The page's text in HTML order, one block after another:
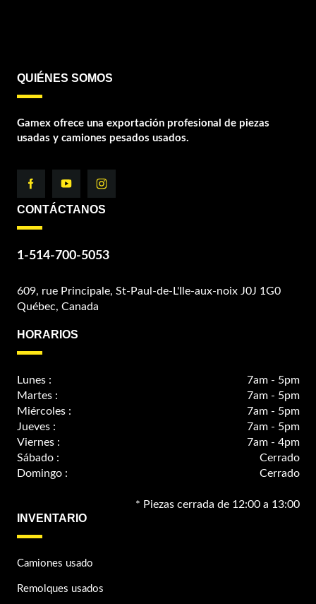
QUIÉNES SOMOS
Gamex ofrece una exportación profesional de piezas
usadas y camiones pesados usados.
CONTÁCTANOS
1-514-700-5053
609, rue Principale, St-Paul-de-L'Ile-aux-noix J0J 1G0
Québec, Canada
HORARIOS
Lunes :
7am - 5pm
Martes :
7am - 5pm
Miércoles :
7am - 5pm
Jueves :
7am - 5pm
Viernes :
7am - 4pm
Sábado :
Cerrado
Domingo :
Cerrado
* Piezas cerrada de 12:00 a 13:00
INVENTARIO
Camiones usado
Remolques usados